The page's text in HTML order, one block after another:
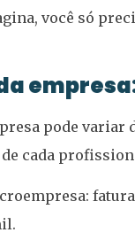
você só
pode variar
cada